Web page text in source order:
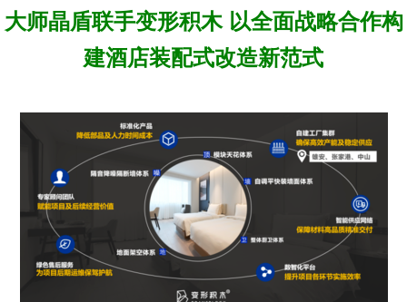
大师晶盾联手变形积木 以全面战略合作构
建酒店装配式改造新范式